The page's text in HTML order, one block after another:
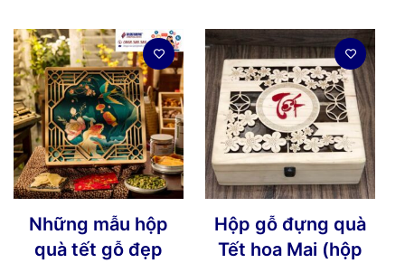
Những mẫu hộp
quà tết gỗ đẹp
Hộp gỗ đựng quà
Tết hoa Mai (hộp